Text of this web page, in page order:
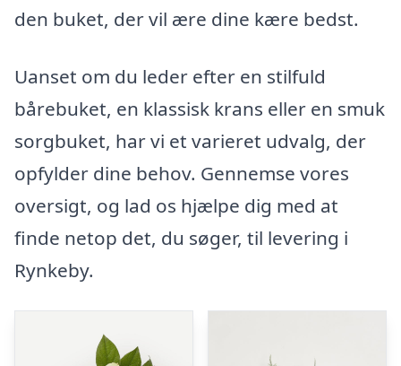
den buket, der vil ære dine kære bedst.
Uanset om du leder efter en stilfuld
bårebuket, en klassisk krans eller en smuk
sorgbuket, har vi et varieret udvalg, der
opfylder dine behov. Gennemse vores
oversigt, og lad os hjælpe dig med at
finde netop det, du søger, til levering i
Rynkeby.